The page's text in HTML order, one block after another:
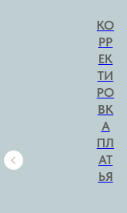
КО
РР
ЕК
ТИ
РО
ВК
А
ПЛ
АТ
ЬЯ